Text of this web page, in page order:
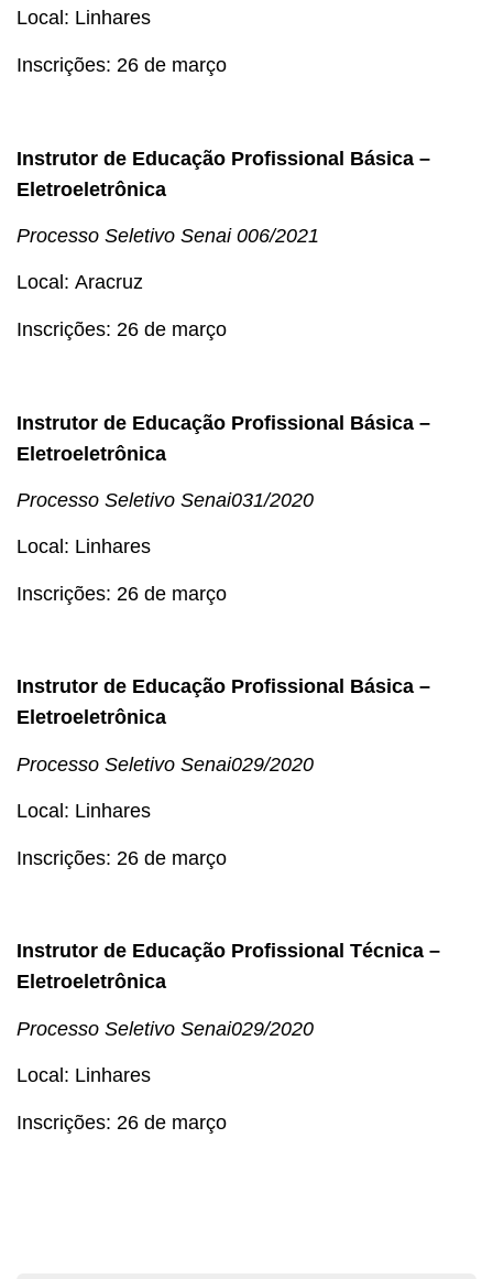
Local: Linhares
Inscrições: 26 de março
Instrutor de Educação Profissional Básica –
Eletroeletrônica
Processo Seletivo Senai 006/2021
Local: Aracruz
Inscrições: 26 de março
Instrutor de Educação Profissional Básica –
Eletroeletrônica
Processo Seletivo Senai031/2020
Local: Linhares
Inscrições: 26 de março
Instrutor de Educação Profissional Básica –
Eletroeletrônica
Processo Seletivo Senai029/2020
Local: Linhares
Inscrições: 26 de março
Instrutor de Educação Profissional Técnica –
Eletroeletrônica
Processo Seletivo Senai029/2020
Local: Linhares
Inscrições: 26 de março